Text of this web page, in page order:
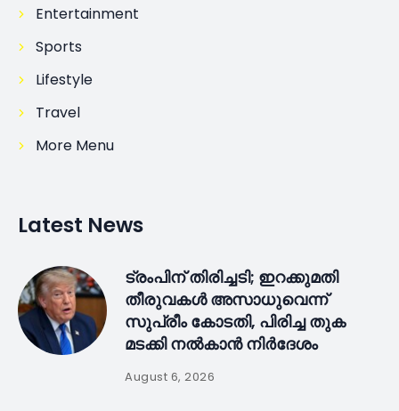
Entertainment
Sports
Lifestyle
Travel
More Menu
Latest News
ട്രംപിന് തിരിച്ചടി; ഇറക്കുമതി
തീരുവകൾ അസാധുവെന്ന്
സുപ്രീം കോടതി, പിരിച്ച തുക
മടക്കി നൽകാൻ നിർദേശം
August 6, 2026